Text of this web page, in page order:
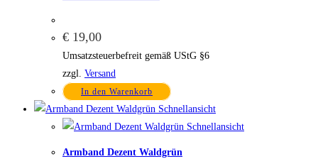
€ 19,00
Umsatzsteuerbefreit gemäß UStG §6
zzgl. Versand
In den Warenkorb
Schnellansicht
Schnellansicht
Armband Dezent Waldgrün